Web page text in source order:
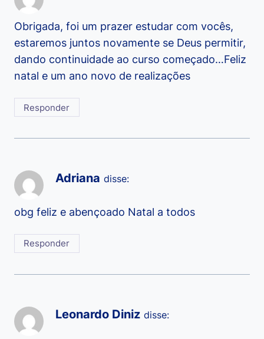
Obrigada, foi um prazer estudar com vocês,
estaremos juntos novamente se Deus permitir,
dando continuidade ao curso começado…Feliz
natal e um ano novo de realizações
Responder
Adriana disse:
obg feliz e abençoado Natal a todos
Responder
Leonardo Diniz disse: